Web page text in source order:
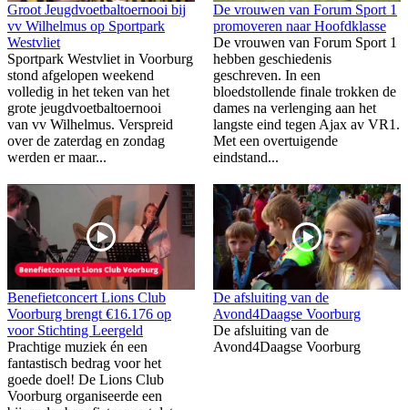
Groot Jeugdvoetbaltoernooi bij
vv Wilhelmus op Sportpark
Westvliet
Sportpark Westvliet in Voorburg
stond afgelopen weekend
volledig in het teken van het
grote jeugdvoetbaltoernooi
van vv Wilhelmus. Verspreid
over de zaterdag en zondag
werden er maar...
De vrouwen van Forum Sport 1
promoveren naar Hoofdklasse
De vrouwen van Forum Sport 1
hebben geschiedenis
geschreven. In een
bloedstollende finale trokken de
dames na verlenging aan het
langste eind tegen Ajax av VR1.
Met een overtuigende
eindstand...
Benefietconcert Lions Club
Voorburg brengt €16.176 op
voor Stichting Leergeld
Prachtige muziek én een
fantastisch bedrag voor het
goede doel! De Lions Club
Voorburg organiseerde een
De afsluiting van de
Avond4Daagse Voorburg
De afsluiting van de
Avond4Daagse Voorburg